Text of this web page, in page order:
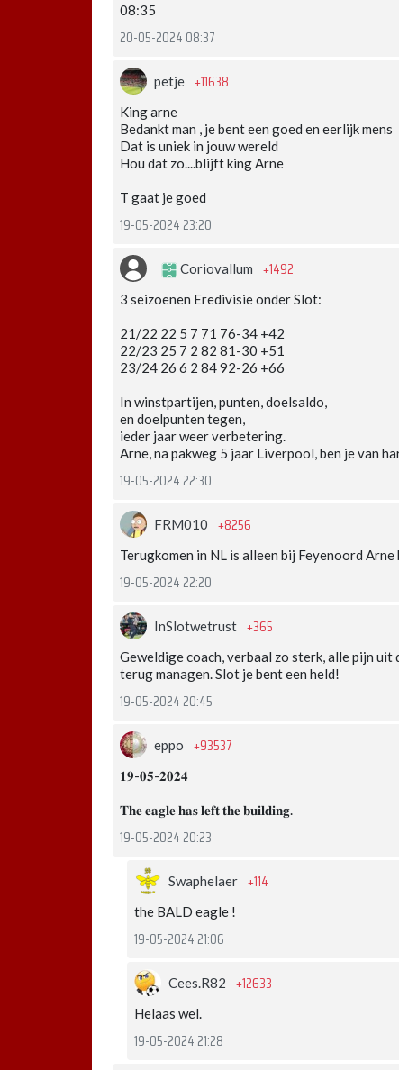
08:35
20-05-2024 08:37
petje +11638
King arne
Bedankt man , je bent een goed en eerlijk mens
Dat is uniek in jouw wereld
Hou dat zo....blijft king Arne
T gaat je goed
19-05-2024 23:20
Coriovallum +1492
3 seizoenen Eredivisie onder Slot:
21/22 22 5 7 71 76-34 +42
22/23 25 7 2 82 81-30 +51
23/24 26 6 2 84 92-26 +66
In winstpartijen, punten, doelsaldo,
en doelpunten tegen,
ieder jaar weer verbetering.
Arne, na pakweg 5 jaar Liverpool, ben je van
19-05-2024 22:30
FRM010 +8256
Terugkomen in NL is alleen bij Feyenoord
19-05-2024 22:20
InSlotwetrust +365
Geweldige coach, verbaal zo sterk, alle pijn
terug managen. Slot je bent een held!
19-05-2024 20:45
eppo +93537
𝟏𝟗-𝟎𝟓-𝟐𝟎𝟐𝟒
𝐓𝐡𝐞 𝐞𝐚𝐠𝐥𝐞 𝐡𝐚𝐬 𝐥𝐞𝐟𝐭 𝐭𝐡𝐞 𝐛𝐮𝐢𝐥𝐝𝐢𝐧𝐠.
19-05-2024 20:23
Swaphelaer +114
the BALD eagle !
19-05-2024 21:06
Cees.R82 +12633
Helaas wel.
19-05-2024 21:28